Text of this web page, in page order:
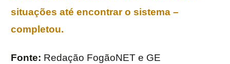
situações até encontrar o sistema –
completou.
Fonte: Redação FogãoNET e GE